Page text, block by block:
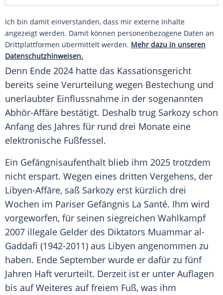
Ich bin damit einverstanden, dass mir externe Inhalte
angezeigt werden. Damit können personenbezogene Daten an
Drittplattformen übermittelt werden. Mehr dazu in unseren
Datenschutzhinweisen.
Denn Ende 2024 hatte das Kassationsgericht
bereits seine Verurteilung wegen Bestechung und
unerlaubter Einflussnahme in der sogenannten
Abhör-Affäre bestätigt. Deshalb trug Sarkozy schon
Anfang des Jahres für rund drei Monate eine
elektronische Fußfessel.
Ein Gefängnisaufenthalt blieb ihm 2025 trotzdem
nicht erspart. Wegen eines dritten Vergehens, der
Libyen-Affäre, saß Sarkozy erst kürzlich drei
Wochen im Pariser Gefängnis La Santé. Ihm wird
vorgeworfen, für seinen siegreichen Wahlkampf
2007 illegale Gelder des Diktators Muammar al-
Gaddafi (1942-2011) aus Libyen angenommen zu
haben. Ende September wurde er dafür zu fünf
Jahren Haft verurteilt. Derzeit ist er unter Auflagen
bis auf Weiteres auf freiem Fuß, was ihm